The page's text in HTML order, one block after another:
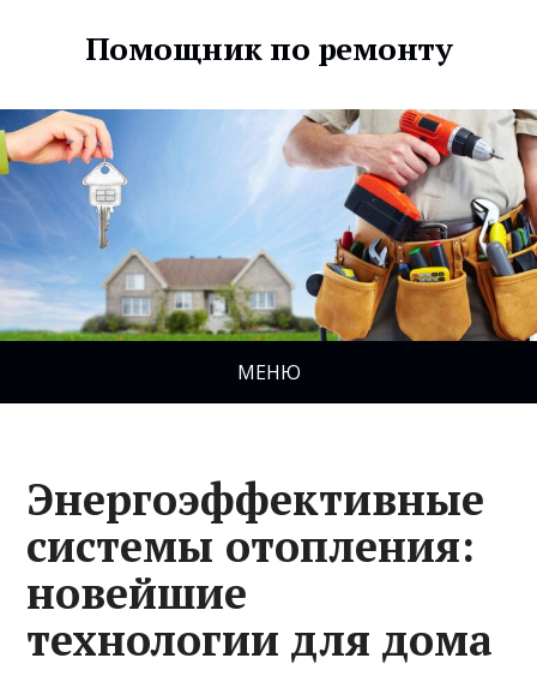
Помощник по ремонту
МЕНЮ
Энергоэффективные
системы отопления:
новейшие
технологии для дома